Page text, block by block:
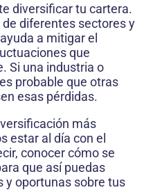
diversificar tu cartera.
diferentes sectores y
a mitigar el
que
Si una industria o
probable que otras
esas pérdidas.
más
estar al día con el
conocer cómo se
que así puedas
y oportunas sobre tus